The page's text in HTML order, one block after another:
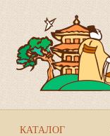
КАТАЛОГ